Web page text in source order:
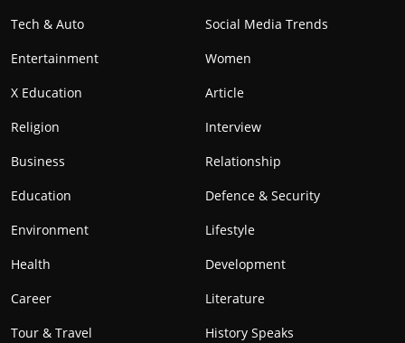
Tech & Auto
Social Media Trends
Entertainment
Women
X Education
Article
Religion
Interview
Business
Relationship
Education
Defence & Security
Environment
Lifestyle
Health
Development
Career
Literature
Tour & Travel
History Speaks